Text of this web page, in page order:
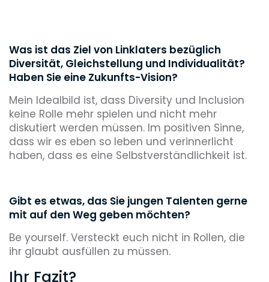
Was ist das Ziel von Linklaters bezüglich
Diversität, Gleichstellung und Individualität?
Haben Sie eine Zukunfts-Vision?
Mein Idealbild ist, dass Diversity und Inclusion
keine Rolle mehr spielen und nicht mehr
diskutiert werden müssen. Im positiven Sinne,
dass wir es eben so leben und verinnerlicht
haben, dass es eine Selbstverständlichkeit ist.
Gibt es etwas, das Sie jungen Talenten gerne
mit auf den Weg geben möchten?
Be yourself. Versteckt euch nicht in Rollen, die
ihr glaubt ausfüllen zu müssen.
Ihr Fazit?